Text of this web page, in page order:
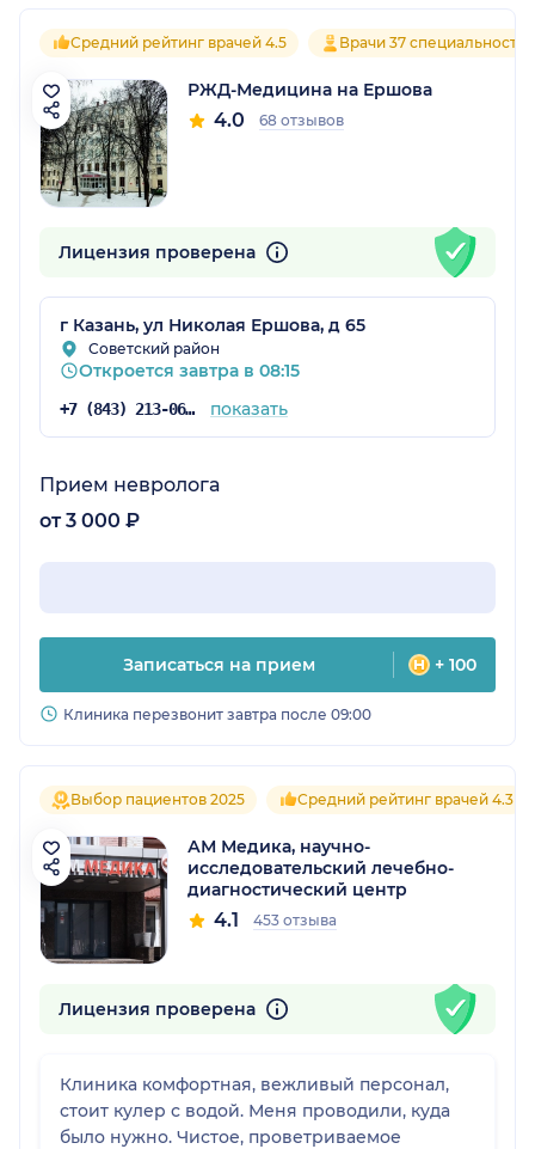
Средний рейтинг врачей 4.5 Врачи 37 специальностей
РЖД-Медицина на Ершова
4.0 68 отзывов
Лицензия проверена
г Казань, ул Николая Ершова, д 65
Советский район
Откроется завтра в 08:15
+7 (843) 213-06-74 показать
Прием невролога
от 3 000 ₽
Записаться на прием + 100
Клиника перезвонит завтра после 09:00
Выбор пациентов 2025 Средний рейтинг врачей 4.3
АМ Медика, научно-
исследовательский лечебно-
диагностический центр
4.1 453 отзыва
Лицензия проверена
Клиника комфортная, вежливый персонал,
стоит кулер с водой. Меня проводили, куда
было нужно. Чистое, проветриваемое